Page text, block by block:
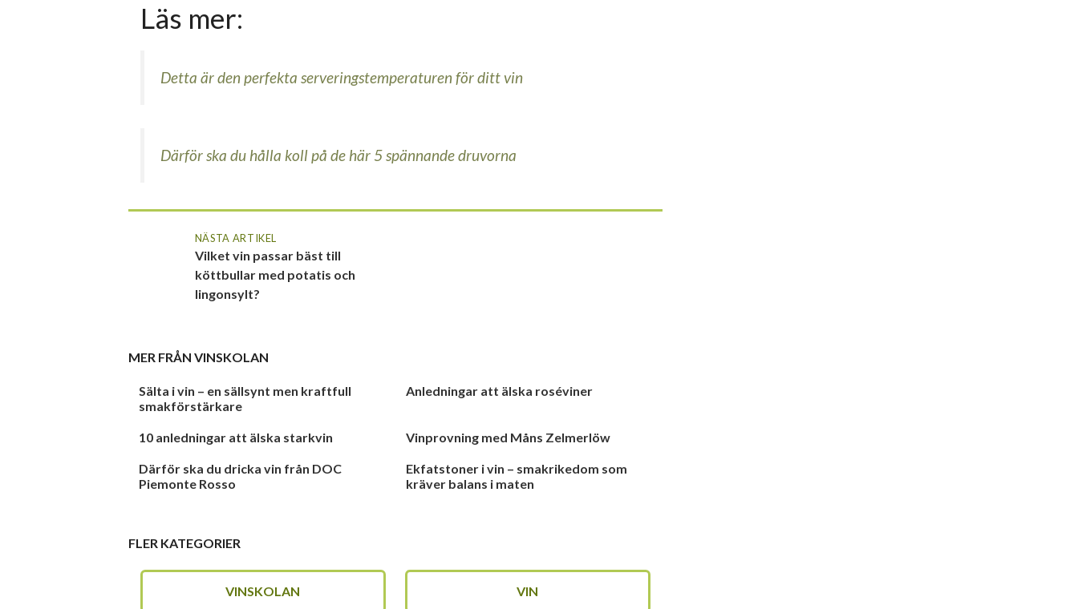
Läs mer:
Detta är den perfekta serveringstemperaturen för ditt vin
Därför ska du hålla koll på de här 5 spännande druvorna
NÄSTA ARTIKEL
Vilket vin passar bäst till
köttbullar med potatis och
lingonsylt?
MER FRÅN VINSKOLAN
Sälta i vin – en sällsynt men kraftfull
smakförstärkare
Anledningar att älska roséviner
10 anledningar att älska starkvin Vinprovning med Måns Zelmerlöw
Därför ska du dricka vin från DOC
Piemonte Rosso
Ekfatstoner i vin – smakrikedom som
kräver balans i maten
FLER KATEGORIER
VINSKOLAN VIN